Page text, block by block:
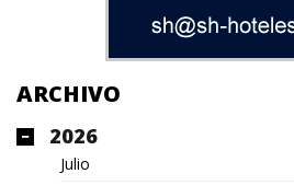
ARCHIVO
2026
Julio